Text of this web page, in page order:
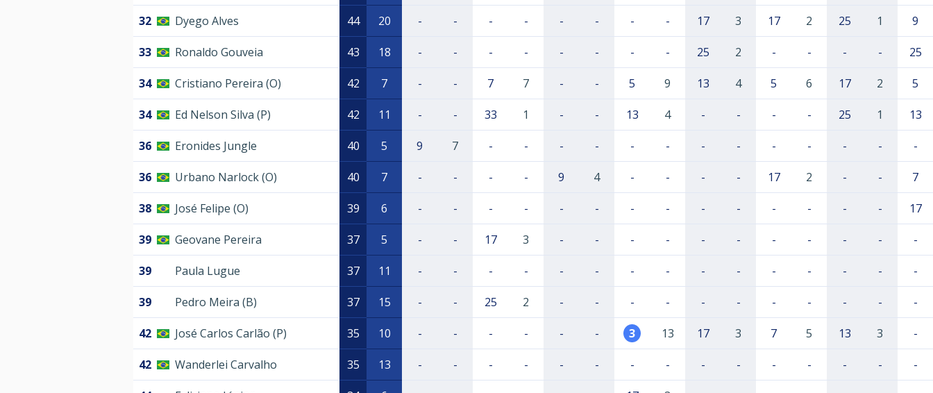
32 Dyego Alves 44 20 - - - - - - - - 17 3 17 2 25 1 9
33 Ronaldo Gouveia 43 18 - - - - - - - - 25 2 - - - - 25
34 Cristiano Pereira (O) 42 7 - - 7 7 - - 5 9 13 4 5 6 17 2 5
34 Ed Nelson Silva (P) 42 11 - - 33 1 - - 13 4 - - - - 25 1 13
36 Eronides Jungle 40 5 9 7 - - - - - - - - - - - - -
36 Urbano Narlock (O) 40 7 - - - - 9 4 - - - - 17 2 - - 7
38 José Felipe (O) 39 6 - - - - - - - - - - - - - - 17
39 Geovane Pereira 37 5 - - 17 3 - - - - - - - - - - -
39 Paula Lugue 37 11 - - - - - - - - - - - - - - -
39 Pedro Meira (B) 37 15 - - 25 2 - - - - - - - - - - -
42 José Carlos Carlão (P) 35 10 - - - - - - 3 13 17 3 7 5 13 3 -
42 Wanderlei Carvalho 35 13 - - - - - - - - - - - - - - -